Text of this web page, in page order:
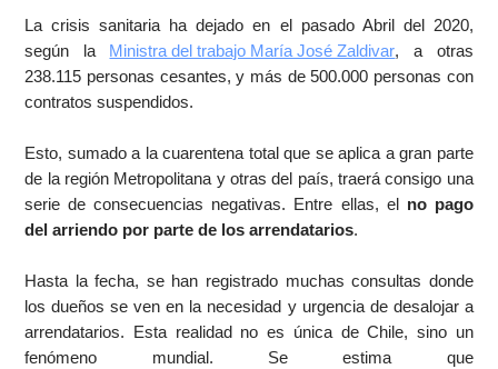
La crisis sanitaria ha dejado en el pasado Abril del 2020,
según la Ministra del trabajo María José Zaldivar, a otras
238.115 personas cesantes, y más de 500.000 personas con
contratos suspendidos.
Esto, sumado a la cuarentena total que se aplica a gran parte
de la región Metropolitana y otras del país, traerá consigo una
serie de consecuencias negativas. Entre ellas, el no pago
del arriendo por parte de los arrendatarios.
Hasta la fecha, se han registrado muchas consultas donde
los dueños se ven en la necesidad y urgencia de desalojar a
arrendatarios. Esta realidad no es única de Chile, sino un
fenómeno mundial. Se estima que